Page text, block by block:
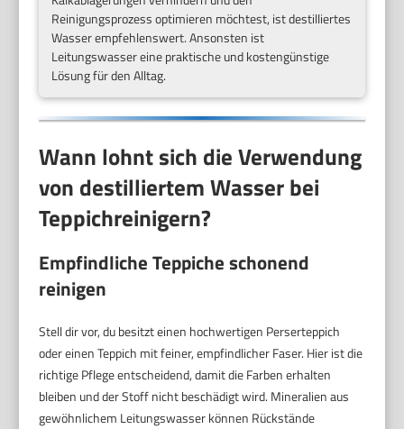
Reinigungsprozess optimieren möchtest, ist destilliertes
Wasser empfehlenswert. Ansonsten ist
Leitungswasser eine praktische und kostengünstige
Lösung für den Alltag.
Wann lohnt sich die Verwendung
von destilliertem Wasser bei
Teppichreinigern?
Empfindliche Teppiche schonend
reinigen
Stell dir vor, du besitzt einen hochwertigen Perserteppich
oder einen Teppich mit feiner, empfindlicher Faser. Hier ist die
richtige Pflege entscheidend, damit die Farben erhalten
bleiben und der Stoff nicht beschädigt wird. Mineralien aus
gewöhnlichem Leitungswasser können Rückstände